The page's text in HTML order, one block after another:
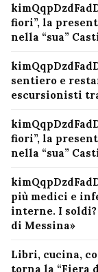
fiori”, la
nella “sua”
sentiero e
escursionisti
fiori”, la
nella “sua”
più medici e
interne. I
di Messina»
Libri, cucina,
torna la “Fiera